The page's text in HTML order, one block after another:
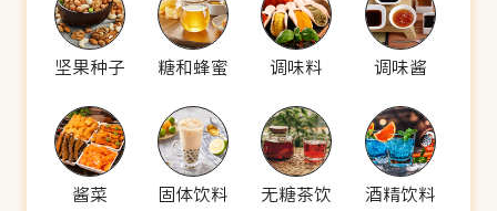
坚果种子 糖和蜂蜜 调味料 调味酱
酱菜 固体饮料 无糖茶饮 酒精饮料